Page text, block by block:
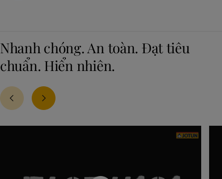
Nhanh chóng. An toàn. Đạt tiêu
chuẩn. Hiển nhiên.